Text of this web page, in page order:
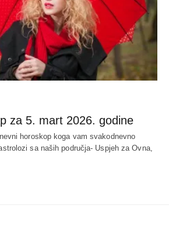
za 5. mart 2026. godine
horoskop koga vam svakodnevno
sa naših područja- Uspjeh za Ovna,